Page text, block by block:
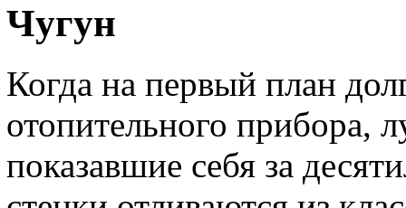
Чугун
Когда на первый план
отопительного прибора,
показавшие себя за